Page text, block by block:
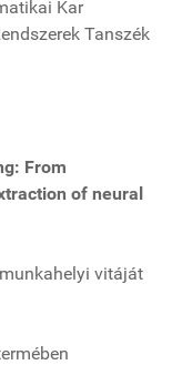
Kar
Tanszék
From
of neural
vitáját